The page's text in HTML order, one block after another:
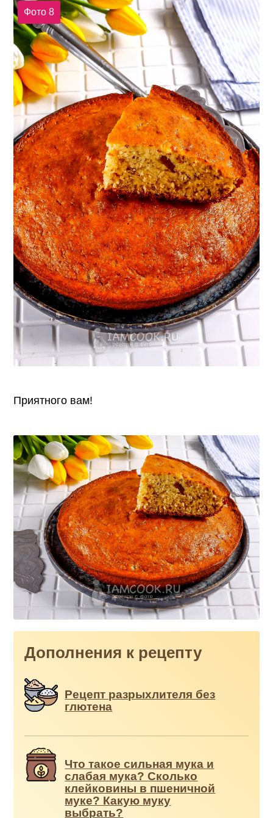
Фото 8
Приятного вам!
Дополнения к рецепту
Рецепт разрыхлителя без
глютена
Что такое сильная мука и
слабая мука? Сколько
клейковины в пшеничной
муке? Какую муку
выбрать?